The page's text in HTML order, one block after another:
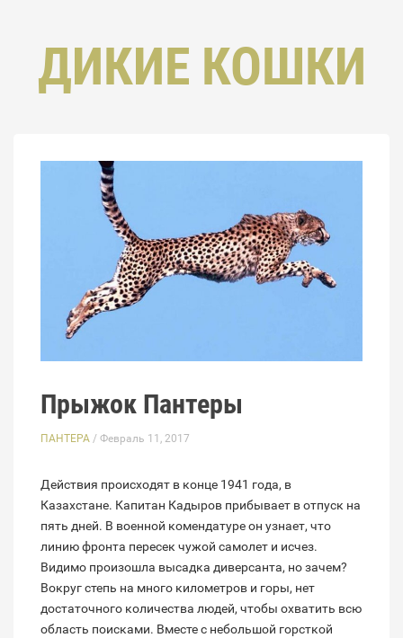
ДИКИЕ КОШКИ
Прыжок Пантеры
ПАНТЕРА / Февраль 11, 2017
Действия происходят в конце 1941 года, в
Казахстане. Капитан Кадыров прибывает в отпуск на
пять дней. В военной комендатуре он узнает, что
линию фронта пересек чужой самолет и исчез.
Видимо произошла высадка диверсанта, но зачем?
Вокруг степь на много километров и горы, нет
достаточного количества людей, чтобы охватить всю
область поисками. Вместе с небольшой горсткой